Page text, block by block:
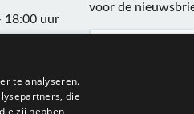
18:00 uur
uur
18:00 uur
17:00 uur
voor de
te analyseren.
die
zij hebben